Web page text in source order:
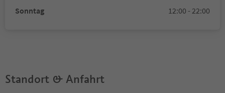
Sonntag
12:00 - 22:00
Standort & Anfahrt